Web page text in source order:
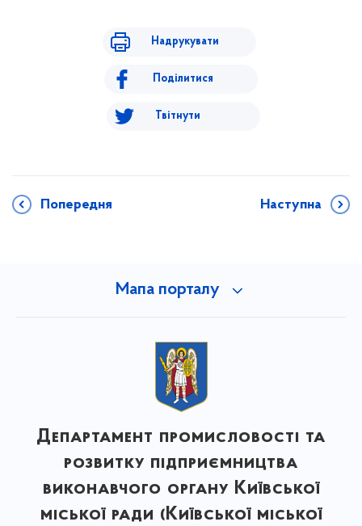
Надрукувати
Поділитися
Твітнути
Попередня Наступна
Мапа порталу
Департамент промисловості та
розвитку підприємництва
виконавчого органу Київської
міської ради (Київської міської